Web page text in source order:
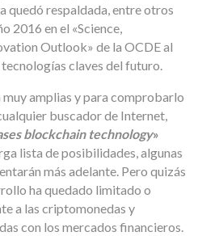
quedó respaldada, entre otros
2016 en el «Science,
Outlook» de la OCDE al
claves del futuro.
muy amplias y para comprobarlo
buscador de Internet,
blockchain technology»
lista de posibilidades, algunas
más adelante. Pero quizás
ha quedado limitado o
a las criptomonedas y
con los mercados financieros.